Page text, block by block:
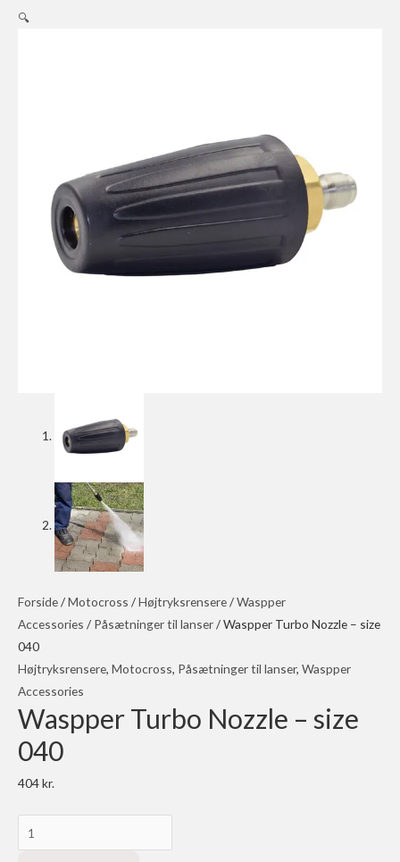
🔍
Forside/Motocross /Højtryksrensere/Waspper
Accessories / Påsætninger til lanser/ Waspper Turbo Nozzle – size
040
Højtryksrensere, Motocross, Påsætninger til lanser, Waspper
Accessories
Waspper Turbo Nozzle – size
040
404kr.
Waspper
Turbo